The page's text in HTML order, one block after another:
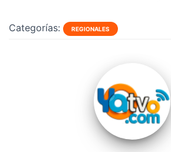
Categorías: REGIONALES